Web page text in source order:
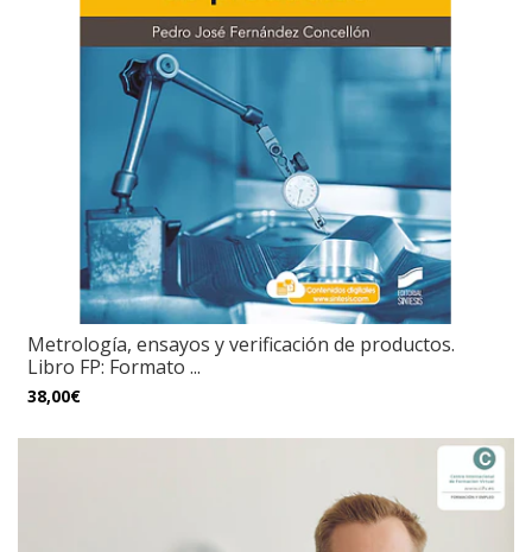
Metrología, ensayos y verificación de productos.
Libro FP: Formato ...
38,00€